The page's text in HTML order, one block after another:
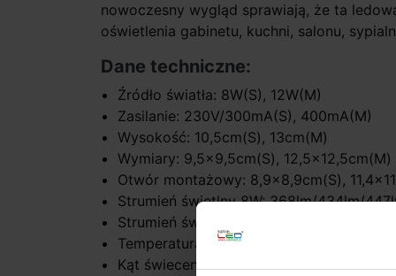
nowoczesny wygląd sprawiają, że ta
oświetlenia gabinetu, kuchni, salonu,
Dane techniczne:
Źródło światła: 8W(S), 12W(M)
Zasilanie: 230V/300mA(S), 400mA(M)
Wysokość: 10,5cm(S), 13cm(M)
Wymiary: 9,5x9,5cm(S), 12,5x12,5cm(M)
Otwór montażowy: 8,9x8,9cm(S),
Strumień świetlny 8W: 368lm/434lm/
Strumień świetlny 12W: 665lm/700lm/
Temperatura barwy światła: 2700K-
Kąt świecenia 15º, 24º, 38º